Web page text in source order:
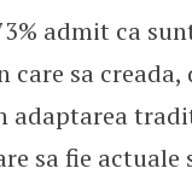
admit ca
sa creada,
adaptarea
sa fie actuale